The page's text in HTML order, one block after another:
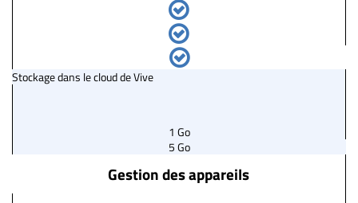
Stockage dans le cloud de Vive
1 Go
5 Go
Gestion des appareils